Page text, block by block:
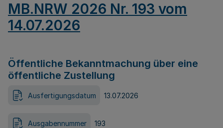
MB.NRW 2026 Nr. 193 vom
14.07.2026
Öffentliche Bekanntmachung über eine
öffentliche Zustellung
Ausfertigungsdatum 13.07.2026
Ausgabennummer 193